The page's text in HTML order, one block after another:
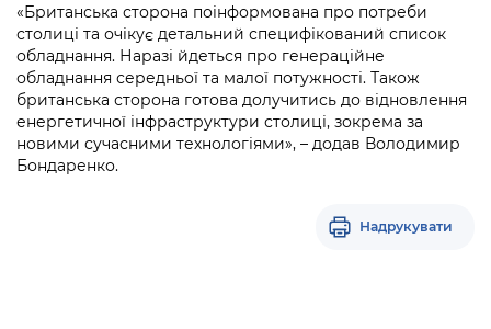
«Британська сторона поінформована про потреби
столиці та очікує детальний специфікований список
обладнання. Наразі йдеться про генераційне
обладнання середньої та малої потужності. Також
британська сторона готова долучитись до відновлення
енергетичної інфраструктури столиці, зокрема за
новими сучасними технологіями», – додав Володимир
Бондаренко.
Надрукувати